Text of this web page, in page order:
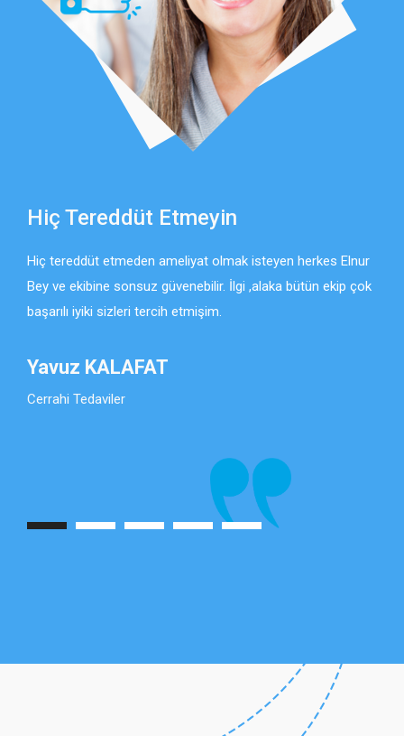
Hiç Tereddüt Etmeyin
Hiç tereddüt etmeden ameliyat olmak isteyen herkes Elnur
Bey ve ekibine sonsuz güvenebilir. İlgi ,alaka bütün ekip çok
başarılı iyiki sizleri tercih etmişim.
Yavuz KALAFAT
Cerrahi Tedaviler